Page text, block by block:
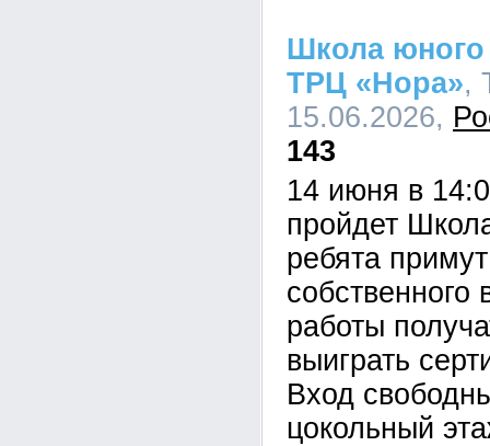
Школа юного
ТРЦ «Нора»,
15.06.2026,
143
14 июня в
пройдет
ребята
работы
выиграть
Вход
цокольный